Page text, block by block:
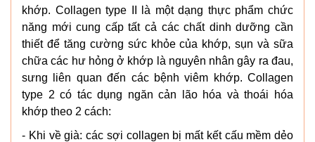
khớp. Collagen type II là một dạng thực phẩm chức
năng mới cung cấp tất cả các chất dinh dưỡng cần
thiết để tăng cường sức khỏe của khớp, sụn và sữa
chữa các hư hỏng ở khớp là nguyên nhân gây ra đau,
sưng liên quan đến các bệnh viêm khớp. Collagen
type 2 có tác dụng ngăn cản lão hóa và thoái hóa
khớp theo 2 cách:
- Khi về già: các sợi collagen bị mất kết cấu mềm dẻo